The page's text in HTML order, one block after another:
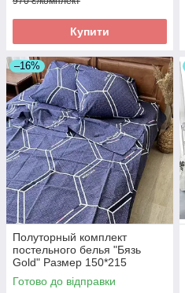
Купити
–16%
Полуторный комплект
постельного белья "Бязь
Gold" Размер 150*215
Готово до відправки